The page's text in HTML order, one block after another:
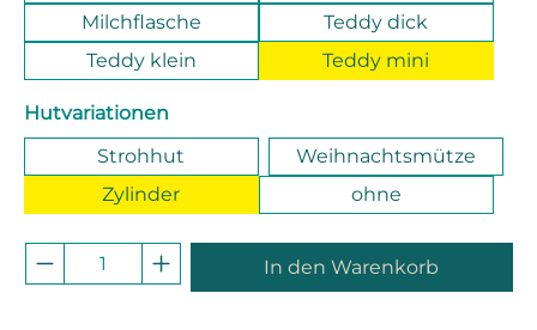
Milchflasche
Teddy dick
Teddy klein
Teddy mini
Hutvariationen
Strohhut
Weihnachtsmütze
Zylinder
ohne
Produkt Anzahl: Gib den
In den Warenkorb